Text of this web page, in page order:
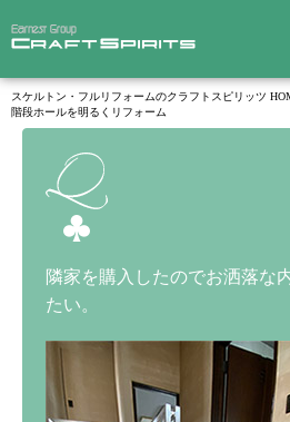
スケルトン・フルリフォームのクラフトスピリッツ
階段ホールを明るくリフォーム
隣家を購入したのでお洒落な
たい。